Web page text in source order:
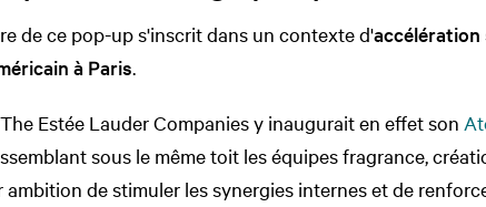
de ce pop-up s'inscrit dans un contexte d'
à Paris
Estée Lauder Companies y inaugurait en effet son
sous le même toit les équipes fragrance,
ambition de stimuler les synergies internes et de